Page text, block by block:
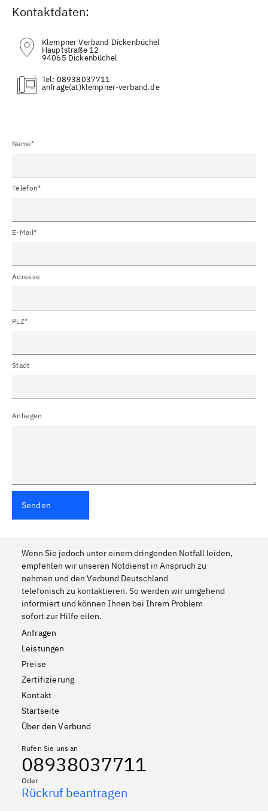
Kontaktdaten:
Klempner Verband Dickenbüchel
Hauptstraße 12
94065 Dickenbüchel
Tel: 08938037711
(at)
Name*
Telefon*
E-Mail*
Adresse
PLZ*
Stadt
Anliegen
Senden
Wenn Sie jedoch unter einem dringenden Notfall leiden,
empfehlen wir unseren Notdienst in Anspruch zu
nehmen und den Verbund Deutschland
telefonisch zu kontaktieren. So werden wir umgehend
informiert und können Ihnen bei Ihrem Problem
sofort zur Hilfe eilen.
Anfragen
Leistungen
Preise
Zertifizierung
Kontakt
Startseite
Über den Verbund
Rufen Sie uns an
08938037711
Oder
Rückruf beantragen